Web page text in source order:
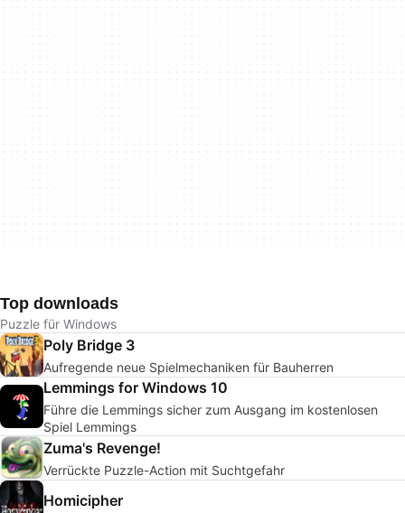
Top downloads
Puzzle für Windows
Poly Bridge 3
Aufregende neue Spielmechaniken für Bauherren
Lemmings for Windows 10
Führe die Lemmings sicher zum Ausgang im kostenlosen
Spiel Lemmings
Zuma's Revenge!
Verrückte Puzzle-Action mit Suchtgefahr
Homicipher